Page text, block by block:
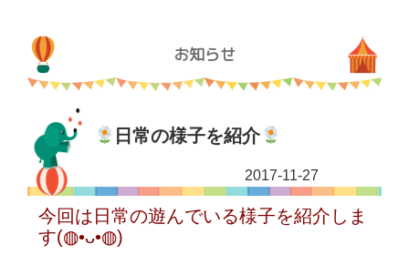
お知らせ
日常の様子を紹介
2017-11-27
今回は日常の遊んでいる様子を紹介しま
す(◍•ᴗ•◍)